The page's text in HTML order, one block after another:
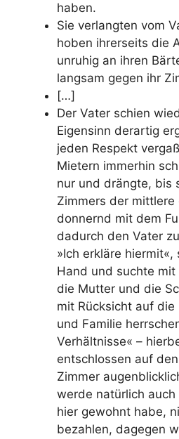
haben.
Sie verlangten vom
hoben ihrerseits die
unruhig an ihren
langsam gegen ihr
[…]
Der Vater schien
Eigensinn derartig
jeden Respekt
Mietern immerhin
nur und drängte, bis
Zimmers der mittlere
donnernd mit dem
dadurch den Vater
»Ich erkläre
Hand und suchte mit
die Mutter und die
mit Rücksicht auf die
und Familie
Verhältnisse« –
entschlossen auf
Zimmer
werde natürlich
hier gewohnt habe,
bezahlen, dagegen